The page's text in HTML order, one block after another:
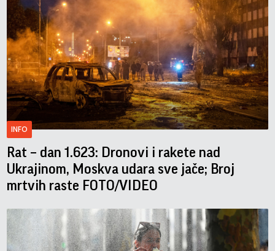
INFO
Rat – dan 1.623: Dronovi i rakete nad
Ukrajinom, Moskva udara sve jače; Broj
mrtvih raste FOTO/VIDEO